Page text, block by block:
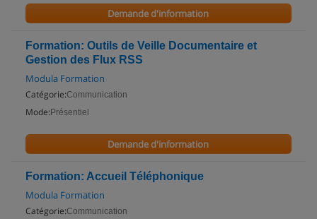
Demande d'information
Formation: Outils de Veille Documentaire et
Gestion des Flux RSS
Modula Formation
Catégorie:Communication
Mode: Présentiel
Demande d'information
Formation: Accueil Téléphonique
Modula Formation
Catégorie:Communication